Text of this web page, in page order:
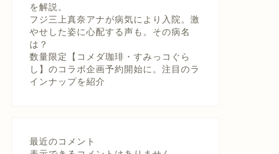
を解説。
フジ三上真奈アナが病気により入院。激
やせした姿に心配する声も。その病名
は？
数量限定【コメダ珈琲・すみっコぐら
し】のコラボ企画予約開始に。注目のラ
インナップを紹介
最近のコメント